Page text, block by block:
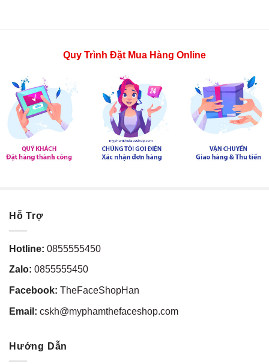
Quy Trình Đặt Mua Hàng Online
Hỗ Trợ
Hotline: 0855555450
Zalo: 0855555450
Facebook: TheFaceShopHan
Email: cskh@myphamthefaceshop.com
Hướng Dẫn